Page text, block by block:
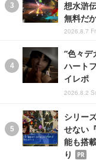
想水滸
無料だ
2026.8.7
“色々デ
ハート
イレポ
2026.8.2
シリー
せない
能も搭
り
PR